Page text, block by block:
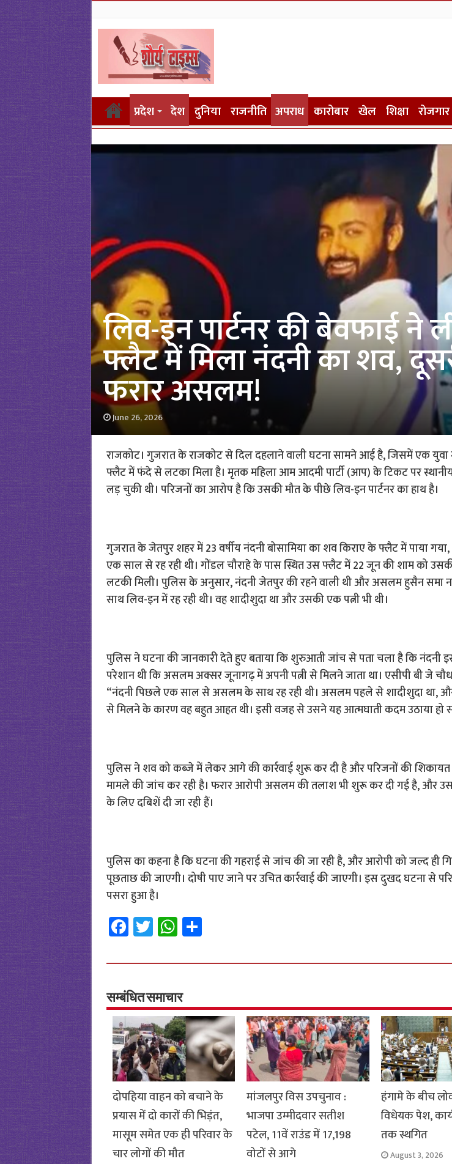
प्रदेश देश दुनिया राजनीति अपराध कारोबार खेल शिक्षा रोजगार
लिव-इन पार्टनर की बेवफाई ने
फ्लैट में मिला नंदनी का शव,
फरार असलम!
June 26, 2026
राजकोट। गुजरात के राजकोट से दिल दहलाने वाली घटना सामने आई है, जिसमें एक युवा
फ्लैट में फंदे से लटका मिला है। मृतक महिला आम आदमी पार्टी (आप) के टिकट पर
लड़ चुकी थी। परिजनों का आरोप है कि उसकी मौत के पीछे लिव-इन पार्टनर का हाथ है।
गुजरात के जेतपुर शहर में 23 वर्षीय नंदनी बोसामिया का शव किराए के फ्लैट में पाया
एक साल से रह रही थी। गोंडल चौराहे के पास स्थित उस फ्लैट में 22 जून की शाम को
लटकी मिली। पुलिस के अनुसार, नंदनी जेतपुर की रहने वाली थी और असलम हुसैन समा
साथ लिव-इन में रह रही थी। वह शादीशुदा था और उसकी एक पत्नी भी थी।
पुलिस ने घटना की जानकारी देते हुए बताया कि शुरुआती जांच से पता चला है कि नंदनी
परेशान थी कि असलम अक्सर जूनागढ़ में अपनी पत्नी से मिलने जाता था। एसीपी बी जे
“नंदनी पिछले एक साल से असलम के साथ रह रही थी। असलम पहले से शादीशुदा था,
से मिलने के कारण वह बहुत आहत थी। इसी वजह से उसने यह आत्मघाती कदम उठाया हो
पुलिस ने शव को कब्जे में लेकर आगे की कार्रवाई शुरू कर दी है और परिजनों की
मामले की जांच कर रही है। फरार आरोपी असलम की तलाश भी शुरू कर दी गई है, और
के लिए दबिशें दी जा रही हैं।
पुलिस का कहना है कि घटना की गहराई से जांच की जा रही है, और आरोपी को जल्द ही
पूछताछ की जाएगी। दोषी पाए जाने पर उचित कार्रवाई की जाएगी। इस दुखद घटना से
पसरा हुआ है।
Fa
ce
b
o
o
k
T
wi
tt
er
W
h
at
sA
p
p
S
h
ar
सम्बंधित समाचार
दोपहिया वाहन को बचाने के
प्रयास में दो कारों की भिड़ंत,
मासूम समेत एक ही परिवार के
चार लोगों की मौत
मांजलपुर विस उपचुनाव :
भाजपा उम्मीदवार सतीश
पटेल, 11वें राउंड में 17,198
वोटों से आगे
हंगामे के बीच
विधेयक पेश,
तक स्थगित
August 3, 2026